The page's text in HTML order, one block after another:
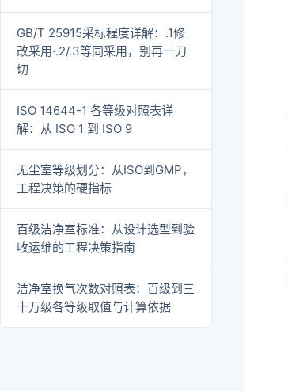
GB/T 25915采标程度详解：.1修
改采用·.2/.3等同采用，别再一刀
切
ISO 14644-1 各等级对照表详
解：从 ISO 1 到 ISO 9
无尘室等级划分：从ISO到GMP，
工程决策的硬指标
百级洁净室标准：从设计选型到验
收运维的工程决策指南
洁净室换气次数对照表：百级到三
十万级各等级取值与计算依据